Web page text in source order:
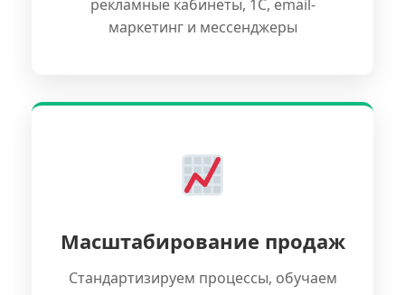
рекламные кабинеты, 1С, email-
маркетинг и мессенджеры
Масштабирование продаж
Стандартизируем процессы, обучаем